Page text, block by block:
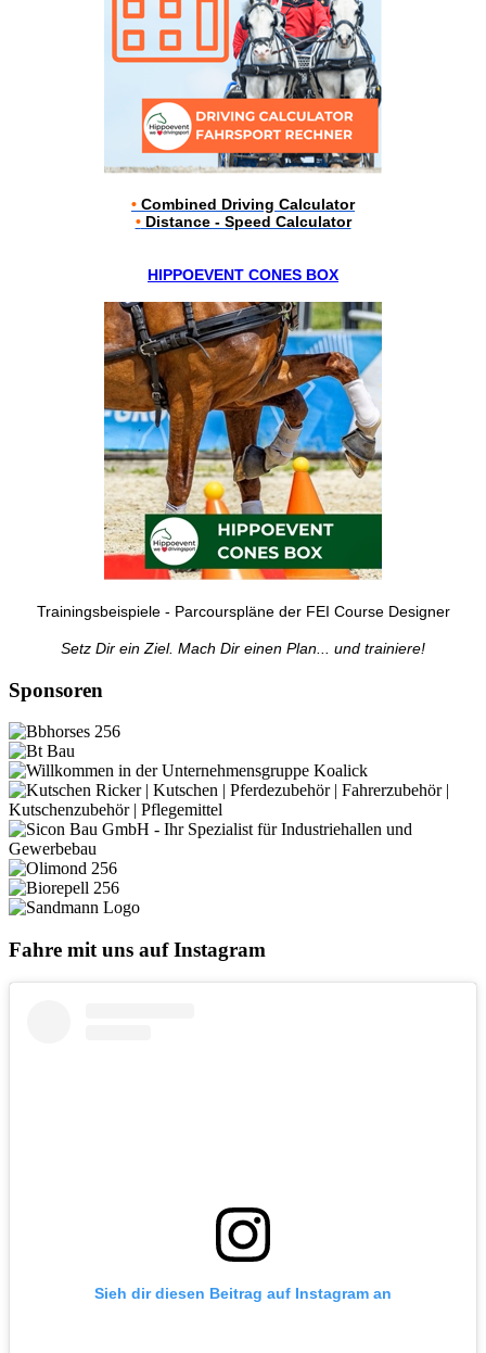
• Combined Driving Calculator
•Distance - Speed Calculator
HIPPOEVENT CONES BOX
Trainingsbeispiele - Parcourspläne der FEI Course Designer
Setz Dir ein Ziel. Mach Dir einen Plan... und trainiere!
Sponsoren
Fahre mit uns auf Instagram
Sieh dir diesen Beitrag auf Instagram an